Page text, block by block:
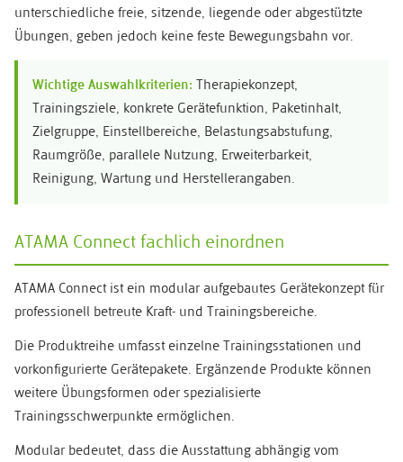
unterschiedliche freie, sitzende, liegende oder abgestützte
Übungen, geben jedoch keine feste Bewegungsbahn vor.
Wichtige Auswahlkriterien: Therapiekonzept,
Trainingsziele, konkrete Gerätefunktion, Paketinhalt,
Zielgruppe, Einstellbereiche, Belastungsabstufung,
Raumgröße, parallele Nutzung, Erweiterbarkeit,
Reinigung, Wartung und Herstellerangaben.
ATAMA Connect fachlich einordnen
ATAMA Connect ist ein modular aufgebautes Gerätekonzept für
professionell betreute Kraft- und Trainingsbereiche.
Die Produktreihe umfasst einzelne Trainingsstationen und
vorkonfigurierte Gerätepakete. Ergänzende Produkte können
weitere Übungsformen oder spezialisierte
Trainingsschwerpunkte ermöglichen.
Modular bedeutet, dass die Ausstattung abhängig vom